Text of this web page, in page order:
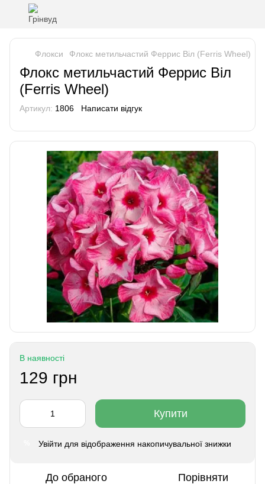
Флокси Флокс метильчастий Феррис Віл (Ferris Wheel)
Флокс метильчастий Феррис Віл
(Ferris Wheel)
Артикул: 1806 Написати відгук
В наявності
129 грн
Купити
Увійти для відображення накопичувальної знижки
До обраного Порівняти